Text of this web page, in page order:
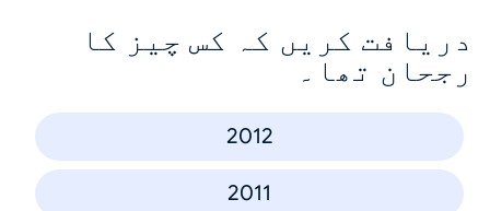
دریافت کریں کہ کس چیز کا
رجحان تھا۔
2012
2011